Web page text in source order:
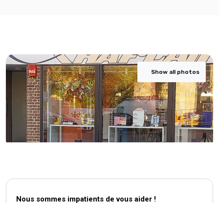
Show all photos
Nous sommes impatients de vous aider !